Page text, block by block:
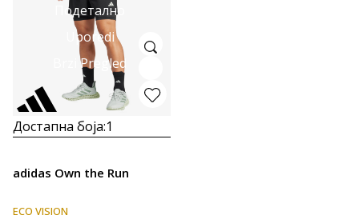
Подетално
Uporedi
Brzi Pregled
Достапна боја:1
adidas Own the Run
ECO VISION